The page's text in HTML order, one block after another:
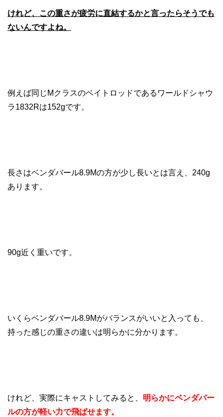
けれど、この重さが疲労に直結するかと言ったらそうでも
ないんですよね。
例えば同じMクラスのベイトロッドであるワールドシャウ
ラ1832Rは152gです。
長さはベンダバール8.9Mの方が少し長いとは言え、240g
あります。
90g近く重いです。
いくらベンダバール8.9Mがバランスがいいと入っても、
持った感じの重さの違いは明らかに分かります。
けれど、実際にキャストしてみると、 明らかにベンダバー
ルの方が軽い力で飛ばせます。